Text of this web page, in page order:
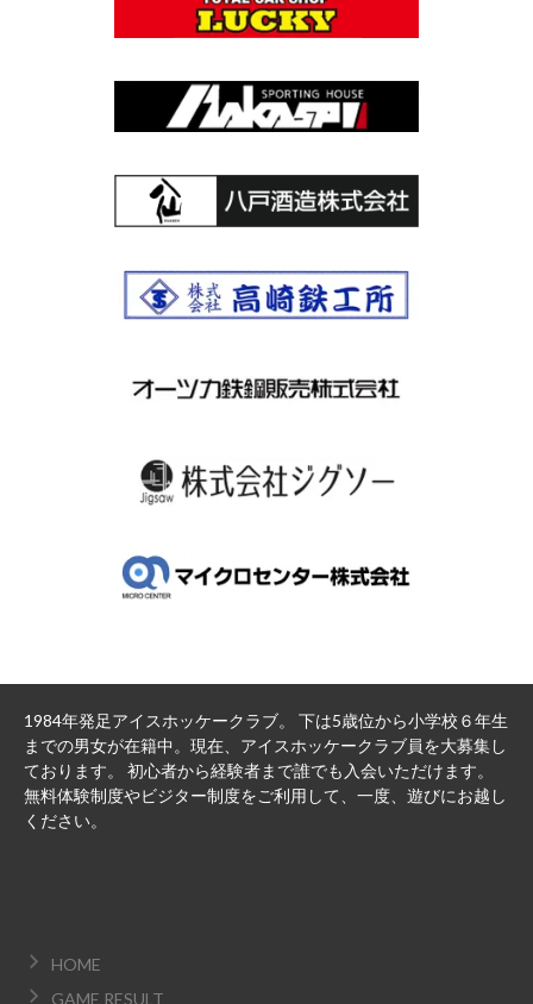
1984年発足アイスホッケークラブ。 下は5歳位から小学校６年生
までの男女が在籍中。現在、アイスホッケークラブ員を大募集し
ております。 初心者から経験者まで誰でも入会いただけます。
無料体験制度やビジター制度をご利用して、一度、遊びにお越し
ください。
HOME
GAME RESULT